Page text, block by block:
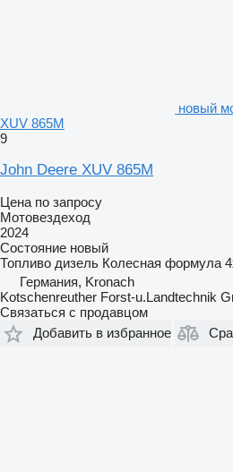
новый
XUV 865M
9
John Deere XUV 865M
Цена по запросу
Мотовездеход
2024
Состояние новый
Топливо дизель Колесная формула
Германия, Kronach
Kotschenreuther Forst-u.Landtechnik
Связаться с продавцом
Добавить в избранное